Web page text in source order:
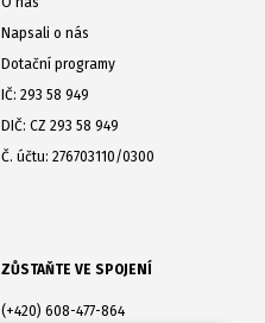
Napsali o nás
Dotační programy
IČ: 293 58 949
DIČ: CZ 293 58 949
Č. účtu: 276703110/0300
ZŮSTAŇTE VE SPOJENÍ
(+420) 608-477-864